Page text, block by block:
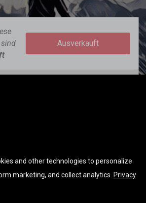
Ausverkauft
( Europe/Berlin)
hinzufügen
and other technologies to personalize
marketing, and collect analytics. Privacy